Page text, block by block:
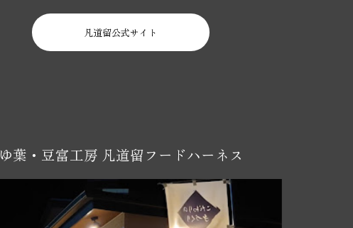
凡道留公式サイト
ゆ葉・豆富工房 凡道留フードハーネス